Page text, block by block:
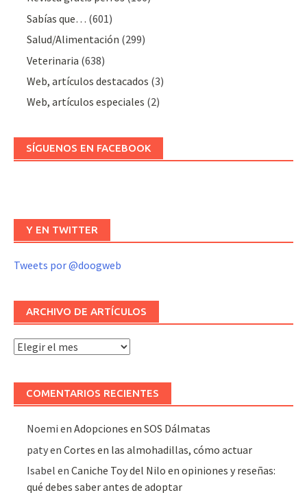
Sabías que… (601)
Salud/Alimentación (299)
Veterinaria (638)
Web, artículos destacados (3)
Web, artículos especiales (2)
SÍGUENOS EN FACEBOOK
Y EN TWITTER
Tweets por @doogweb
ARCHIVO DE ARTÍCULOS
Archivo
artículos
COMENTARIOS RECIENTES
Noemi enAdopciones en SOS Dálmatas
patyenCortes en las almohadillas, cómo actuar
Isabel enCaniche Toy del Nilo en opiniones y reseñas:
qué debes saber antes de adoptar